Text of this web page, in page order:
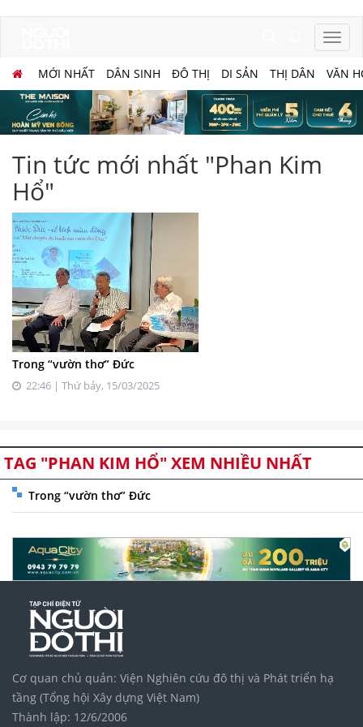
MỚI NHẤT DÂN SINH ĐÔ THỊ DI SẢN THỊ DÂN VĂN
Tin tức mới nhất "Phan Kim
Hổ"
Trong “vườn thơ” Đức
22:46 | Thứ bảy, 15/03/2025
TAG "PHAN KIM HỔ" XEM NHIỀU NHẤT
Trong “vườn thơ” Đức
Cơ quan chủ quản: Viện Nghiên cứu đô thị và Phát triển hạ
tầng (Tổng hội Xây dựng Việt Nam)
Thành lập: 12/6/2006